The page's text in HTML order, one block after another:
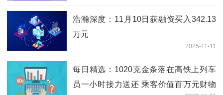
浩瀚深度：11月10日获融资买入342.13
万元
2025-11-11
每日精选：1020克金条落在高铁上列车
员一小时接力送还 乘客价值百万元财物